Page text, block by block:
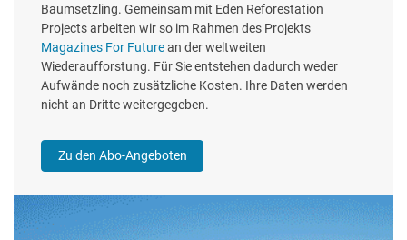
Baumsetzling. Gemeinsam mit Eden Reforestation
Projects arbeiten wir so im Rahmen des Projekts
Magazines For Futurean der weltweiten
Wiederaufforstung. Für Sie entstehen dadurch weder
Aufwände noch zusätzliche Kosten. Ihre Daten werden
nicht an Dritte weitergegeben.
Zu den Abo-Angeboten